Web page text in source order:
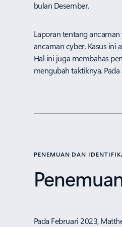
bulan Desember.
Laporan tentang
ancaman cyber. Kasus
Hal ini juga membahas
mengubah taktiknya.
PENEMUAN DAN
Pada Februari 2023,